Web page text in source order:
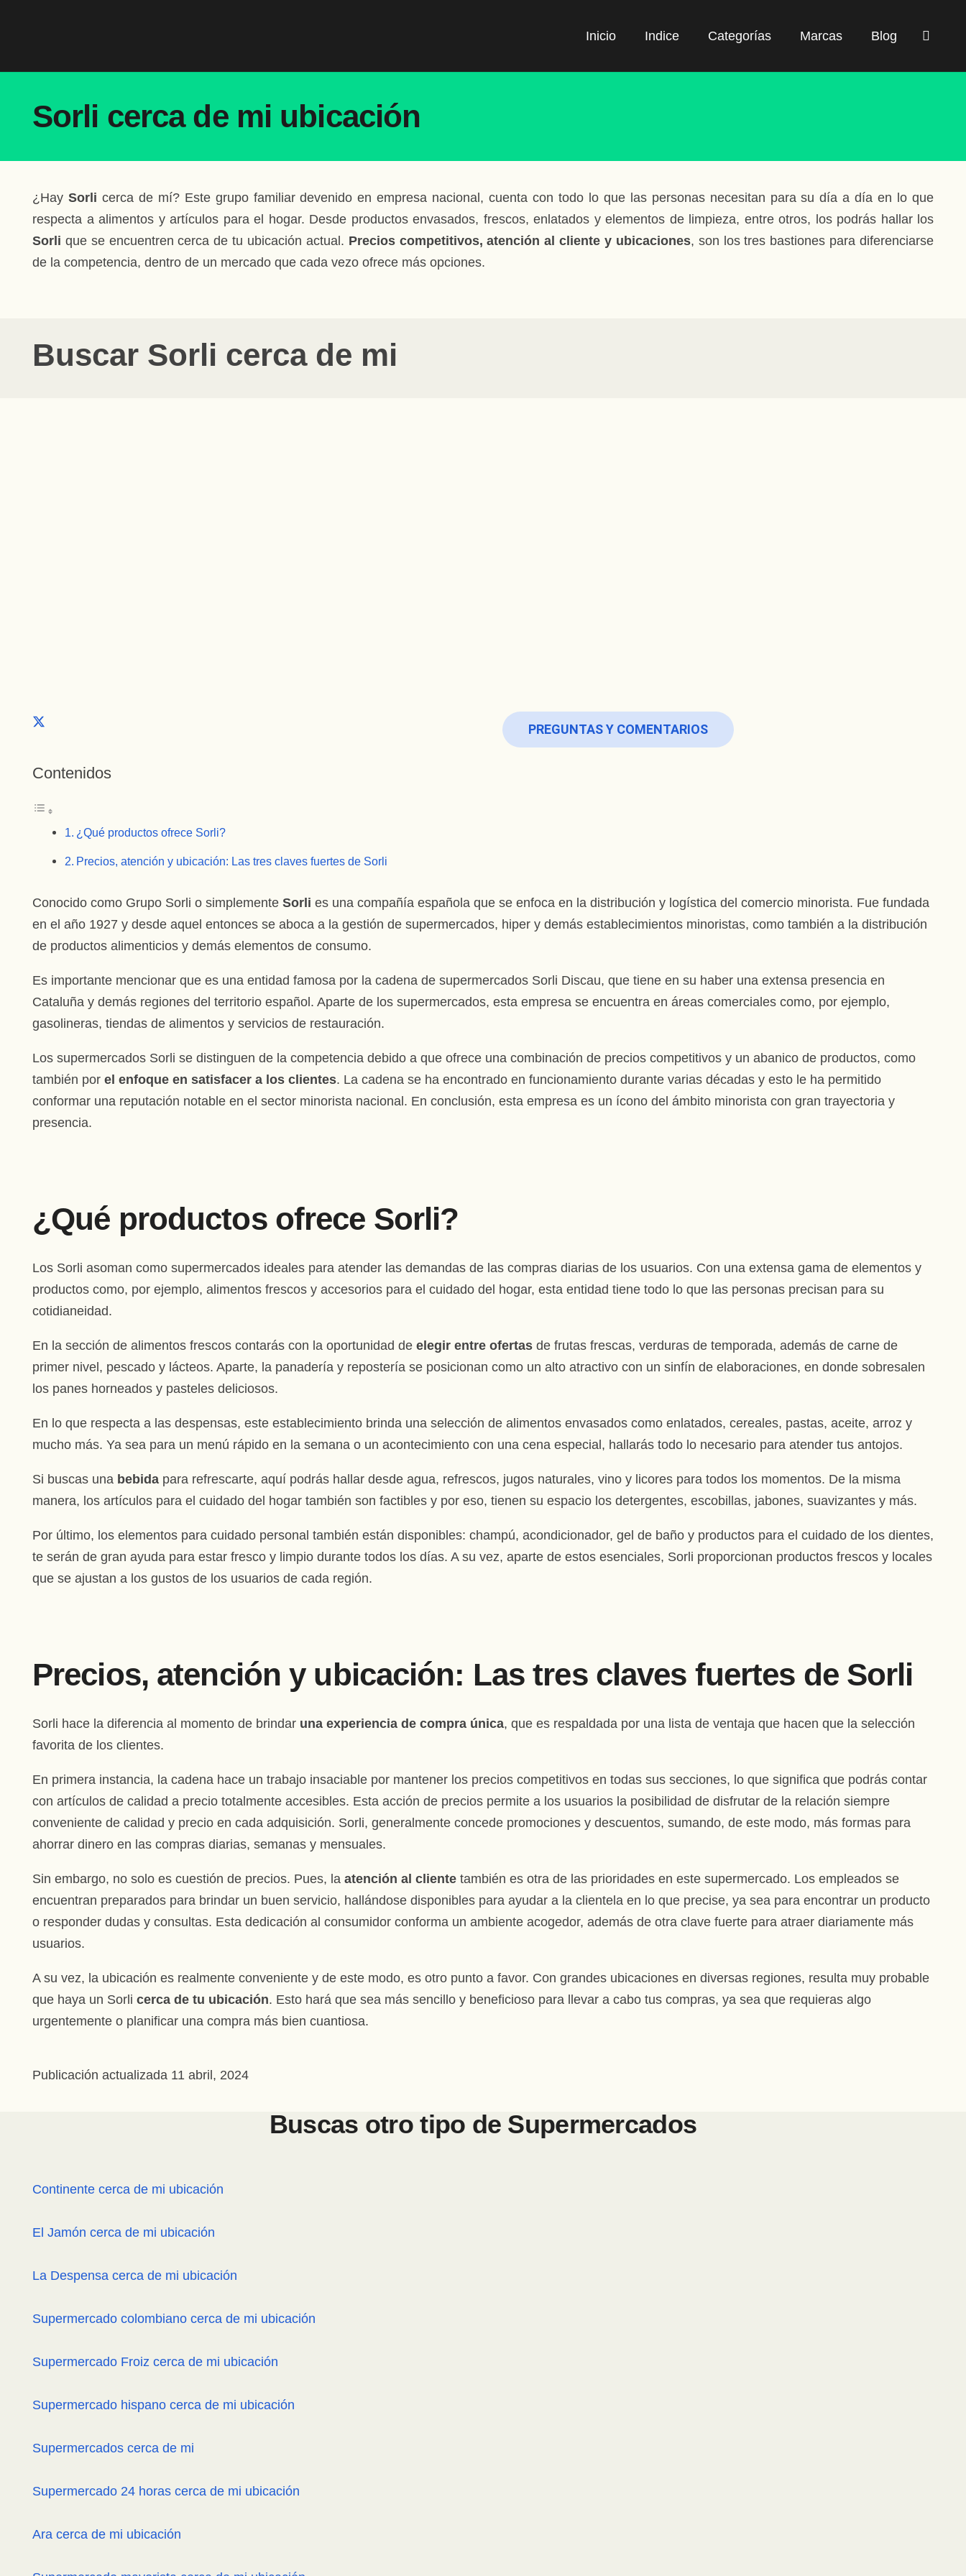
Inicio Indice Categorías Marcas Blog
Sorli cerca de mi ubicación
¿Hay Sorli cerca de mí? Este grupo familiar devenido en empresa nacional, cuenta con todo lo que las personas necesitan para su día a día en lo que
respecta a alimentos y artículos para el hogar. Desde productos envasados, frescos, enlatados y elementos de limpieza, entre otros, los podrás hallar los
Sorli que se encuentren cerca de tu ubicación actual. Precios competitivos, atención al cliente y ubicaciones, son los tres bastiones para diferenciarse
de la competencia, dentro de un mercado que cada vezo ofrece más opciones.
Buscar Sorli cerca de mi
PREGUNTAS Y COMENTARIOS
Contenidos
¿Qué productos ofrece Sorli?
Precios, atención y ubicación: Las tres claves fuertes de Sorli
Conocido como Grupo Sorli o simplemente Sorli es una compañía española que se enfoca en la distribución y logística del comercio minorista. Fue fundada
en el año 1927 y desde aquel entonces se aboca a la gestión de supermercados, hiper y demás establecimientos minoristas, como también a la distribución
de productos alimenticios y demás elementos de consumo.
Es importante mencionar que es una entidad famosa por la cadena de supermercados Sorli Discau, que tiene en su haber una extensa presencia en
Cataluña y demás regiones del territorio español. Aparte de los supermercados, esta empresa se encuentra en áreas comerciales como, por ejemplo,
gasolineras, tiendas de alimentos y servicios de restauración.
Los supermercados Sorli se distinguen de la competencia debido a que ofrece una combinación de precios competitivos y un abanico de productos, como
también por el enfoque en satisfacer a los clientes. La cadena se ha encontrado en funcionamiento durante varias décadas y esto le ha permitido
conformar una reputación notable en el sector minorista nacional. En conclusión, esta empresa es un ícono del ámbito minorista con gran trayectoria y
presencia.
¿Qué productos ofrece Sorli?
Los Sorli asoman como supermercados ideales para atender las demandas de las compras diarias de los usuarios. Con una extensa gama de elementos y
productos como, por ejemplo, alimentos frescos y accesorios para el cuidado del hogar, esta entidad tiene todo lo que las personas precisan para su
cotidianeidad.
En la sección de alimentos frescos contarás con la oportunidad de elegir entre ofertas de frutas frescas, verduras de temporada, además de carne de
primer nivel, pescado y lácteos. Aparte, la panadería y repostería se posicionan como un alto atractivo con un sinfín de elaboraciones, en donde sobresalen
los panes horneados y pasteles deliciosos.
En lo que respecta a las despensas, este establecimiento brinda una selección de alimentos envasados como enlatados, cereales, pastas, aceite, arroz y
mucho más. Ya sea para un menú rápido en la semana o un acontecimiento con una cena especial, hallarás todo lo necesario para atender tus antojos.
Si buscas una bebida para refrescarte, aquí podrás hallar desde agua, refrescos, jugos naturales, vino y licores para todos los momentos. De la misma
manera, los artículos para el cuidado del hogar también son factibles y por eso, tienen su espacio los detergentes, escobillas, jabones, suavizantes y más.
Por último, los elementos para cuidado personal también están disponibles: champú, acondicionador, gel de baño y productos para el cuidado de los dientes,
te serán de gran ayuda para estar fresco y limpio durante todos los días. A su vez, aparte de estos esenciales, Sorli proporcionan productos frescos y locales
que se ajustan a los gustos de los usuarios de cada región.
Precios, atención y ubicación: Las tres claves fuertes de Sorli
Sorli hace la diferencia al momento de brindar una experiencia de compra única, que es respaldada por una lista de ventaja que hacen que la selección
favorita de los clientes.
En primera instancia, la cadena hace un trabajo insaciable por mantener los precios competitivos en todas sus secciones, lo que significa que podrás contar
con artículos de calidad a precio totalmente accesibles. Esta acción de precios permite a los usuarios la posibilidad de disfrutar de la relación siempre
conveniente de calidad y precio en cada adquisición. Sorli, generalmente concede promociones y descuentos, sumando, de este modo, más formas para
ahorrar dinero en las compras diarias, semanas y mensuales.
Sin embargo, no solo es cuestión de precios. Pues, la atención al cliente también es otra de las prioridades en este supermercado. Los empleados se
encuentran preparados para brindar un buen servicio, hallándose disponibles para ayudar a la clientela en lo que precise, ya sea para encontrar un producto
o responder dudas y consultas. Esta dedicación al consumidor conforma un ambiente acogedor, además de otra clave fuerte para atraer diariamente más
usuarios.
A su vez, la ubicación es realmente conveniente y de este modo, es otro punto a favor. Con grandes ubicaciones en diversas regiones, resulta muy probable
que haya un Sorli cerca de tu ubicación. Esto hará que sea más sencillo y beneficioso para llevar a cabo tus compras, ya sea que requieras algo
urgentemente o planificar una compra más bien cuantiosa.
Publicación actualizada 11 abril, 2024
Buscas otro tipo de Supermercados
Continente cerca de mi ubicación
El Jamón cerca de mi ubicación
La Despensa cerca de mi ubicación
Supermercado colombiano cerca de mi ubicación
Supermercado Froiz cerca de mi ubicación
Supermercado hispano cerca de mi ubicación
Supermercados cerca de mi
Supermercado 24 horas cerca de mi ubicación
Ara cerca de mi ubicación